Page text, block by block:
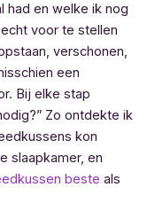
had en welke ik nog
voor te stellen
verschonen,
een
Bij elke stap
Zo ontdekte ik
kon
slaapkamer, en
beste als